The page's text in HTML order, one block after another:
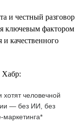
и честный разговор
ключевым фактором
качественного
Хабр:
человечной
— без ИИ, без
маркетинга*